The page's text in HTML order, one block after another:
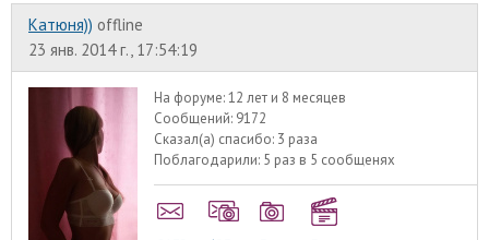
Катюня)) offline
23 янв. 2014 г., 17:54:19
На форуме:12 лет и 8 месяцев
Сообщений: 9172
Сказал(а) спасибо: 3 раза
Поблагодарили: 5 раз в 5 сообщенях